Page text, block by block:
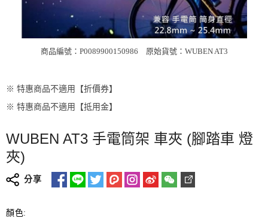
商品編號：P0089900150986 原始貨號：WUBEN AT3
※ 特惠商品不適用【折價券】
※ 特惠商品不適用【抵用金】
WUBEN AT3 手電筒架 車夾 (腳踏車 燈
夾)
分享
顏色: